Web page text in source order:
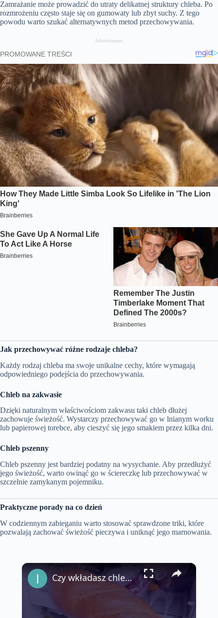
Zamrażanie może prowadzić do utraty delikatnej struktury chleba. Po
rozmrożeniu często staje się on gumowaty lub zbyt suchy. Z tego
powodu warto szukać alternatywnych metod przechowywania.
Advertisement
Jak przechowywać różne rodzaje chleba?
Każdy rodzaj chleba ma swoje unikalne cechy, które wymagają
odpowiedniego podejścia do przechowywania.
Chleb na zakwasie
Dzięki naturalnym właściwościom zakwasu taki chleb dłużej
zachowuje świeżość. Wystarczy przechowywać go w lnianym worku
lub papierowej torebce, aby cieszyć się jego smakiem przez kilka dni.
Chleb pszenny
Chleb pszenny jest bardziej podatny na wysychanie. Aby przedłużyć
jego świeżość, warto owinąć go w ściereczkę lub przechowywać w
szczelnie zamykanym pojemniku.
Praktyczne porady na co dzień
W codziennym zabieganiu warto stosować sprawdzone triki, które
pozwalają zachować świeżość pieczywa i uniknąć jego marnowania.
×
Czy wkładasz chleb do lodówki? Błędem jest nie popełnić ponownie, oto jak zachować to dobrze